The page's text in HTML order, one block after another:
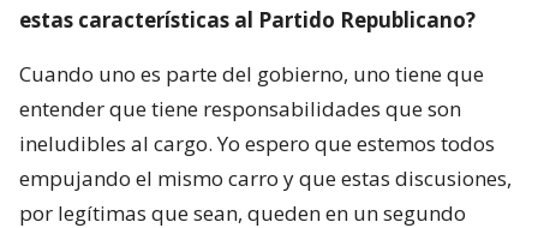
estas características al Partido Republicano?
Cuando uno es parte del gobierno, uno tiene que
entender que tiene responsabilidades que son
ineludibles al cargo. Yo espero que estemos todos
empujando el mismo carro y que estas discusiones,
por legítimas que sean, queden en un segundo